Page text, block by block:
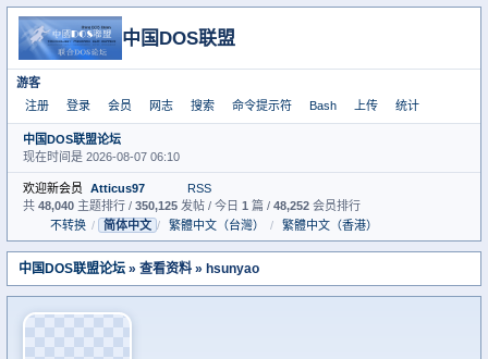
中国DOS联盟
游客
注册
登录 会员 网志 搜索 命令提示符 Bash 上传 统计
中国DOS联盟论坛
现在时间是 2026-08-07 06:10
欢迎新会员 Atticus97
RSS
共 48,040 主题排行 / 350,125 发帖 / 今日 1 篇 / 48,252 会员排行
不转换 / 简体中文 / 繁體中文（台灣） / 繁體中文（香港）
中国DOS联盟论坛 » 查看资料 » hsunyao